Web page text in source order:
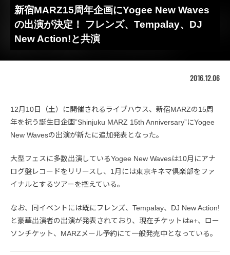
新宿MARZ15周年企画にYogee New Waves
の出演が決定！ フレンズ、Tempalay、DJ
New Action!と共演
2016.12.06
12月10日（土）に開催されるライブハウス、新宿MARZの15周
年を祝う誕生日企画”Shinjuku MARZ 15th Anniversary”にYogee
New Wavesの出演が新たに追加発表となった。
大型フェスに多数出演しているYogee New Wavesは10月にアナ
ログ盤レコードをリリースし、1月には東京キネマ倶楽部をファ
イナルとするツアーを控えている。
なお、同イベントには既にフレンズ、Tempalay、DJ New Action!
と豪華出演者の出演が発表されており、現在チケットはe+、ロー
ソンチケット、MARZメール予約にて一般発売中となっている。